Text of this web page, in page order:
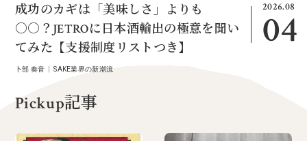
2026.08
04
成功のカギは「美味しさ」よりも
○○？JETROに日本酒輸出の極意を聞い
てみた【支援制度リストつき】
卜部 奏音 |SAKE業界の新潮流
Pickup記事